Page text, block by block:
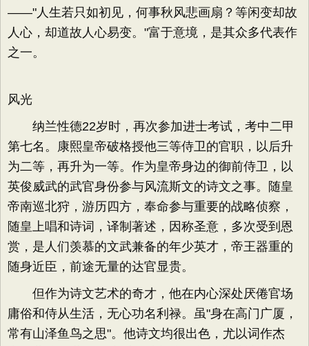
——"人生若只如初见，何事秋风悲画扇？等闲变却故
人心，却道故人心易变。"富于意境，是其众多代表作
之一。
风光
纳兰性德22岁时，再次参加进士考试，考中二甲
第七名。康熙皇帝破格授他三等侍卫的官职，以后升
为二等，再升为一等。作为皇帝身边的御前侍卫，以
英俊威武的武官身份参与风流斯文的诗文之事。随皇
帝南巡北狩，游历四方，奉命参与重要的战略侦察，
随皇上唱和诗词，译制著述，因称圣意，多次受到恩
赏，是人们羡慕的文武兼备的年少英才，帝王器重的
随身近臣，前途无量的达官显贵。
但作为诗文艺术的奇才，他在内心深处厌倦官场
庸俗和侍从生活，无心功名利禄。虽"身在高门广厦，
常有山泽鱼鸟之思"。他诗文均很出色，尤以词作杰